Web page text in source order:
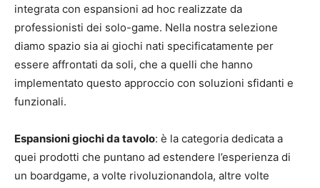
integrata con espansioni ad hoc realizzate da
professionisti dei solo-game. Nella nostra selezione
diamo spazio sia ai giochi nati specificatamente per
essere affrontati da soli, che a quelli che hanno
implementato questo approccio con soluzioni sfidanti e
funzionali.
Espansioni giochi da tavolo: è la categoria dedicata a
quei prodotti che puntano ad estendere l’esperienza di
un boardgame, a volte rivoluzionandola, altre volte